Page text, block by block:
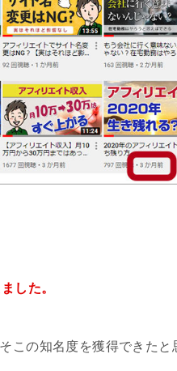
した。
この知名度を獲得できたと